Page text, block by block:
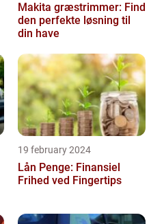
Makita græstrimmer: Find
den perfekte løsning til
din have
19 february 2024
Lån Penge: Finansiel
Frihed ved Fingertips